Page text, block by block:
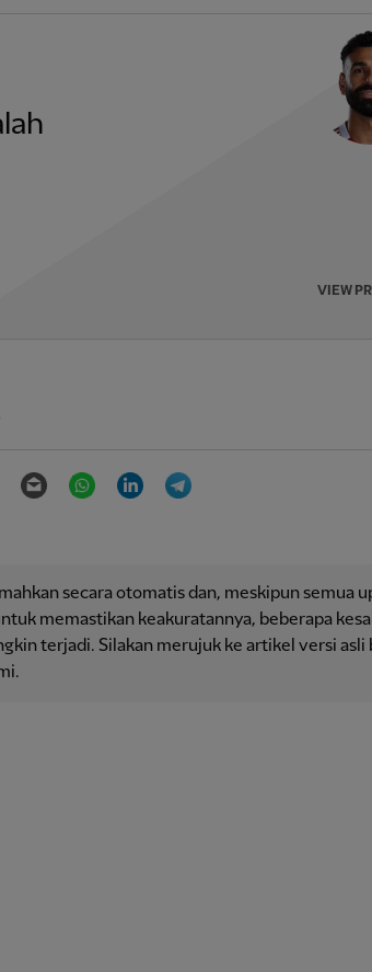
VIEW
Twitter Email WhatsAppLinkedIn
secara otomatis dan, meskipun semua
memastikan keakuratannya, beberapa
terjadi. Silakan merujuk ke artikel versi asli